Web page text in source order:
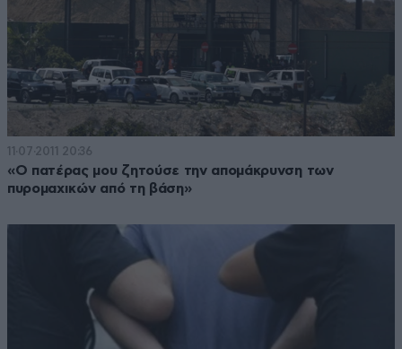
11·07·2011 20:36
«Ο πατέρας μου ζητούσε την απομάκρυνση των
πυρομαχικών από τη βάση»